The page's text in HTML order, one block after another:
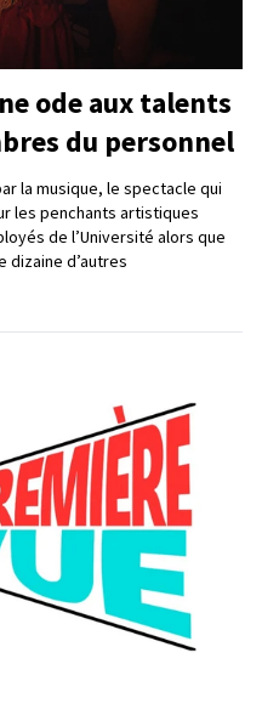
ode aux talents
du personnel
la musique, le spectacle qui
les penchants artistiques
de l’Université alors que
dizaine d’autres